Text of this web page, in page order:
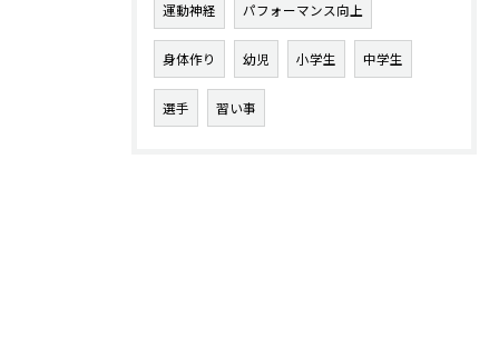
運動神経 パフォーマンス向上
身体作り 幼児 小学生 中学生
選手 習い事